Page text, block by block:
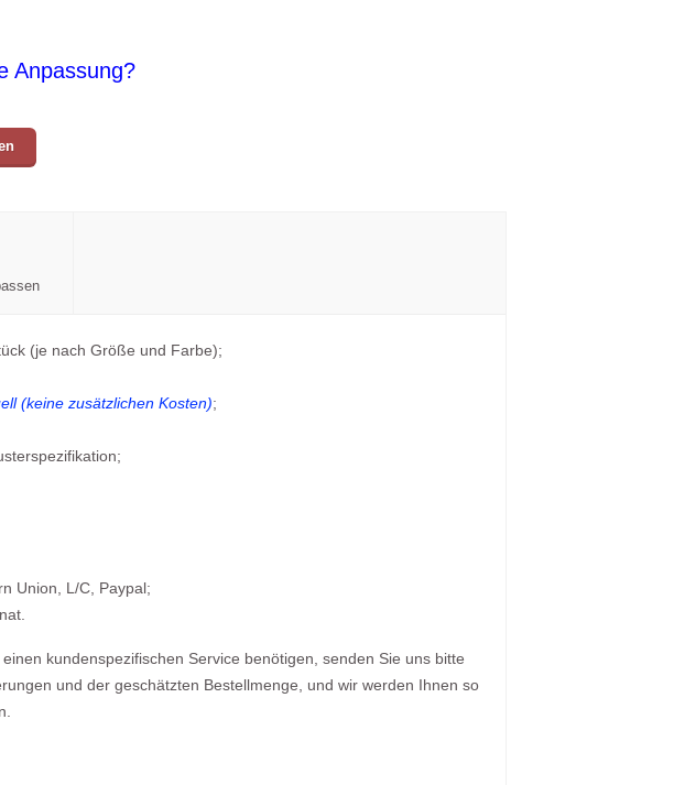
Anpassung?
(je nach Größe und Farbe);
(keine zusätzlichen Kosten);
Union, L/C, Paypal;
kundenspezifischen Service benötigen, senden Sie uns bitte
und der geschätzten Bestellmenge, und wir werden Ihnen so